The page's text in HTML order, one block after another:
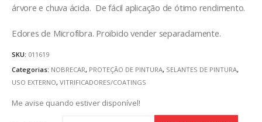
rvore e chuva ácida. De fácil aplicação de ótimo rendimento.
Edores de Microfibra. Proibido vender separadamente.
SKU: 011619
Categorias: NOBRECAR, PROTEÇÃO DE PINTURA, SELANTES DE PINTURA,
USO EXTERNO, VITRIFICADORES/COATINGS
Me avise quando estiver disponível!